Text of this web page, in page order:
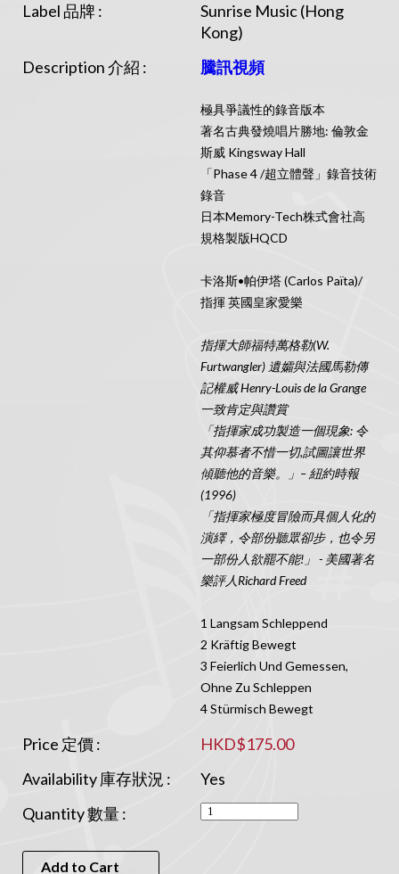
Label 品牌 :
Sunrise Music (Hong
Kong)
Description 介紹 :
騰訊視頻
極具爭議性的錄音版本
著名古典發燒唱片勝地: 倫敦金
斯威 Kingsway Hall
「Phase 4 /超立體聲」錄音技術
錄音
日本Memory-Tech株式會社高
規格製版HQCD
卡洛斯•帕伊塔 (Carlos Païta)/
指揮 英國皇家愛樂
指揮大師福特萬格勒(W.
Furtwangler) 遺孀與法國馬勒傳
記權威 Henry-Louis de la Grange
一致肯定與讚賞
「指揮家成功製造一個現象: 令
其仰慕者不惜一切,試圖讓世界
傾聽他的音樂。」– 紐約時報
(1996)
「指揮家極度冒險而具個人化的
演繹，令部份聽眾卻步，也令另
一部份人欲罷不能!」 - 美國著名
樂評人Richard Freed
1 Langsam Schleppend
2 Kräftig Bewegt
3 Feierlich Und Gemessen,
Ohne Zu Schleppen
4 Stürmisch Bewegt
Price 定價 :
HKD$175.00
Availability 庫存狀況 :
Yes
Quantity 數量 :
Add to Cart